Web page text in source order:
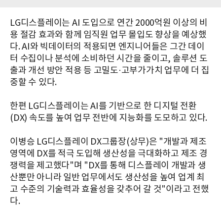
LG디스플레이는 AI 도입으로 연간 2000억원 이상의 비
용 절감 효과와 함께 임직원 업무 몰입도 향상을 예상했
다. AI와 빅데이터의 적용되면 엔지니어들은 그간 데이
터 수집이나 분석에 소비하던 시간을 줄이고, 솔루션 도
출과 개선 방안 적용 등 고밀도·고부가가치 업무에 더 집
중할 수 있다.
한편 LG디스플레이는 AI를 기반으로 한 디지털 전환
(DX) 속도를 높여 업무 전반에 지능화를 도모하고 있다.
이병승 LG디스플레이 DX그룹장(상무)은 "개발과 제조
영역에 DX를 적극 도입해 생산성을 극대화하고 제조 경
쟁력을 제고했다"며 "DX를 통해 디스플레이 개발과 생
산뿐만 아니라 일반 업무에서도 생산성을 높여 업계 최
고 수준의 기술력과 효율성을 갖추어 갈 것"이라고 전했
다.